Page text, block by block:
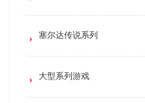
塞尔达传说系列
大型系列游戏